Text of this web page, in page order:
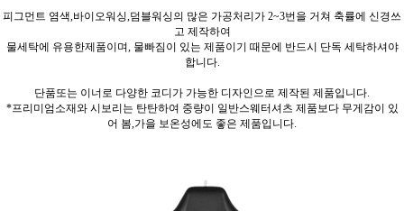
피그먼트 염색,바이오워싱,덤블워싱의 많은 가공처리가 2~3번을 거쳐 축률에 신경쓰
고 제작하여
물세탁에 유용한제품이며, 물빠짐이 있는 제품이기 때문에 반드시 단독 세탁하셔야
합니다.
단품또는 이너로 다양한 코디가 가능한 디자인으로 제작된 제품입니다.
*프리미엄소재와 시보리는 탄탄하여 중량이 일반스웨터셔츠 제품보다 무게감이 있
어 봄,가을 보온성에도 좋은 제품입니다.